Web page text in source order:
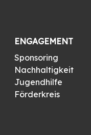
ENGAGEMENT
Sponsoring
Nachhaltigkeit
Jugendhilfe
Förderkreis